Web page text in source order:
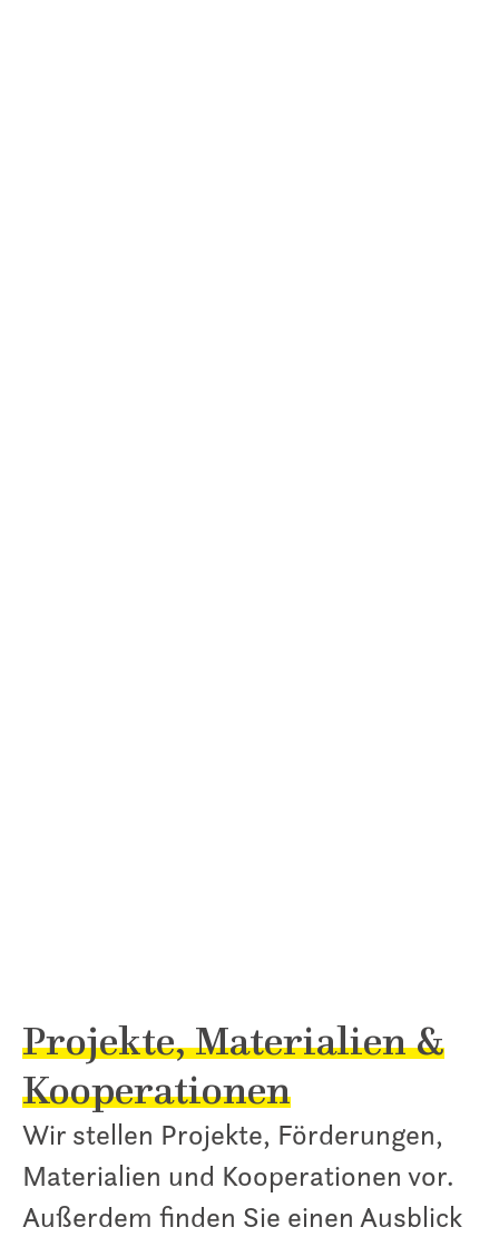
Projekte, Materialien &
Kooperationen
Wir stellen Projekte, Förderungen,
Materialien und Kooperationen vor.
Außerdem finden Sie einen Ausblick